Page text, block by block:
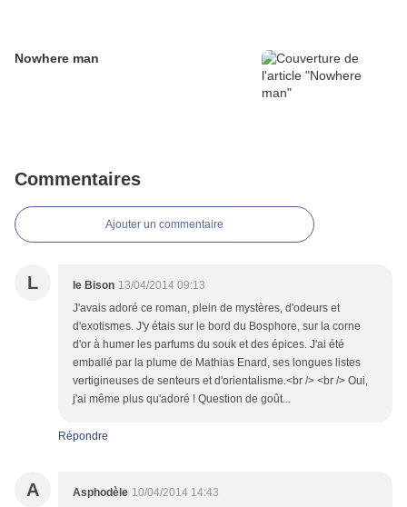
Nowhere man
Commentaires
Ajouter un commentaire
L le Bison 13/04/2014 09:13
J'avais adoré ce roman, plein de mystères, d'odeurs et
d'exotismes. J'y étais sur le bord du Bosphore, sur la corne
d'or à humer les parfums du souk et des épices. J'ai été
emballé par la plume de Mathias Enard, ses longues listes
vertigineuses de senteurs et d'orientalisme.<br /> <br /> Oui,
j'ai même plus qu'adoré ! Question de goût...
Répondre
A Asphodèle 10/04/2014 14:43